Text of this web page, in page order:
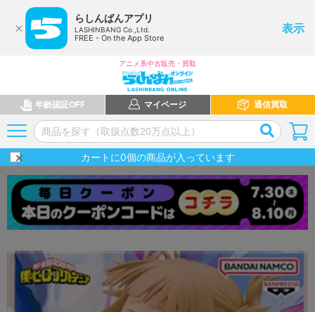
らしんばんアプリ
LASHINBANG Co.,Ltd.
FREE - On the App Store
表示
アニメ系中古販売・買取
年齢認証OFF マイページ 通信買取
カートに0個の商品が入っています